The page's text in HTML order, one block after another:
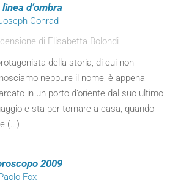
linea d’ombra
Conrad
di Elisabetta Bolondi
della storia, di cui non
neppure il nome, è appena
in un porto d’oriente dal suo ultimo
e sta per tornare a casa, quando
(…)
2009
Fox